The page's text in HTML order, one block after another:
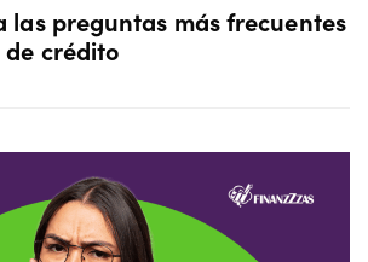
las preguntas más frecuentes
crédito